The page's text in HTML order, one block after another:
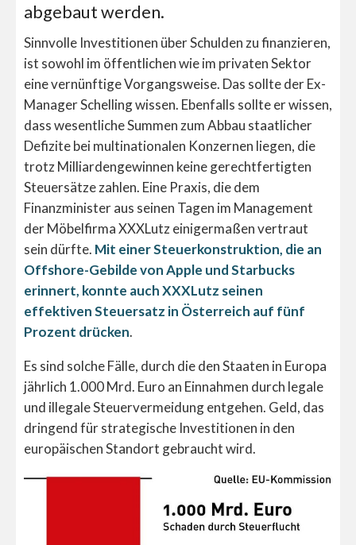
abgebaut werden.
Sinnvolle Investitionen über Schulden zu finanzieren,
ist sowohl im öffentlichen wie im privaten Sektor
eine vernünftige Vorgangsweise. Das sollte der Ex-
Manager Schelling wissen. Ebenfalls sollte er wissen,
dass wesentliche Summen zum Abbau staatlicher
Defizite bei multinationalen Konzernen liegen, die
trotz Milliardengewinnen keine gerechtfertigten
Steuersätze zahlen. Eine Praxis, die dem
Finanzminister aus seinen Tagen im Management
der Möbelfirma XXXLutz einigermaßen vertraut
sein dürfte. Mit einer Steuerkonstruktion, die an
Offshore-Gebilde von Apple und Starbucks
erinnert, konnte auch XXXLutz seinen
effektiven Steuersatz in Österreich auf fünf
Prozent drücken.
Es sind solche Fälle, durch die den Staaten in Europa
jährlich 1.000 Mrd. Euro an Einnahmen durch legale
und illegale Steuervermeidung entgehen. Geld, das
dringend für strategische Investitionen in den
europäischen Standort gebraucht wird.